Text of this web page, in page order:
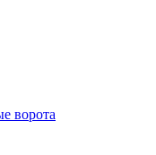
ворота